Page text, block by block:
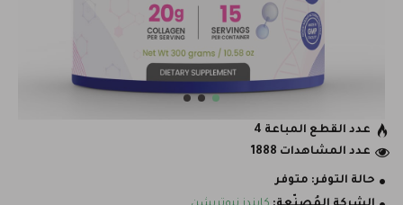
حالة التوفر: متوفر
عدد القطع المباعة 4
عدد المشاهدات 1888